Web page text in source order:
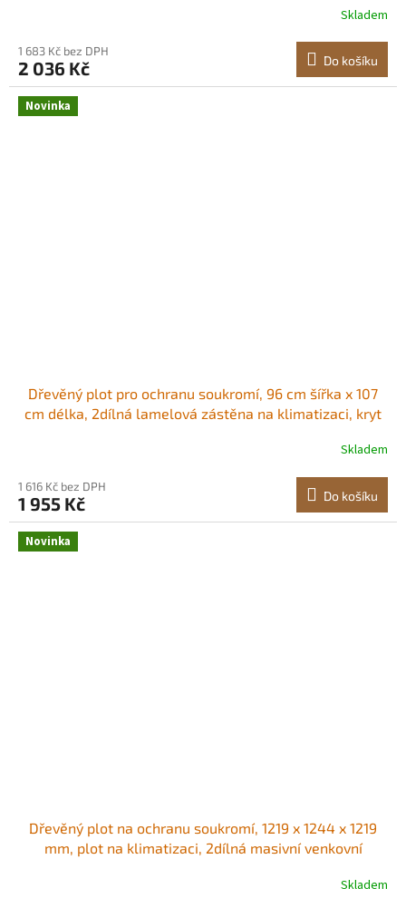
dopravní plot pro terasu, zahradní schodiště Odolný a
Skladem
1 683 Kč bez DPH
2 036 Kč Do košíku
Novinka
Dřevěný plot pro ochranu soukromí, 96 cm šířka x 107
cm délka, 2dílná lamelová zástěna na klimatizaci, kryt
instalace svépomocí, venkovní kryt na odpadkový koš
Skladem
1 616 Kč bez DPH
1 955 Kč Do košíku
Novinka
Dřevěný plot na ochranu soukromí, 1219 x 1244 x 1219
mm, plot na klimatizaci, 2dílná masivní venkovní
kolíky, ocelový rám, kryt odpadkových košů, vhodný do
Skladem